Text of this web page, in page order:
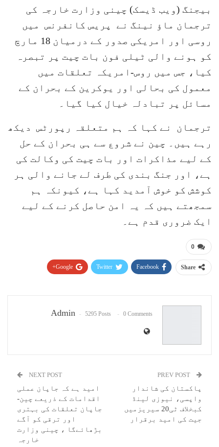
بیجنگ (ویب ڈیسک) چینی وزارت خارجہ کی
ترجمان ماؤ نینگ نے پریس کانفرنس میں
روسی اور امریکی صدور کے درمیان 18 مارچ
کو ہونے والی ٹیلی فون بات چیت پر تبصرہ
کیا، جس میں روس-امریکہ تعلقات میں
معمول کی بحالی اور یوکرین کے بحران کے
مسائل پر تبادلہ خیال کیا گیا۔
ترجمان نے کہا کہ ہم متعلقہ رپورٹس دیکھ
رہے ہیں۔ چین نے شروع سے ہی بحران کے حل
کے لیے مذاکرات اور بات چیت کی وکالت کی
ہے، اور جنگ بندی کی طرف لے جانے والی ہر
کوشش کو خوش آمدید کہا ہے، کیونکہ ہم
سمجھتے ہیں کہ یہ امن حاصل کرنے کے لیے
ایک ضروری قدم ہے۔
0
Share
Facebook
Twitter
Google+
Admin 5295 Posts 0 Comments
پاکستان کی شاندار
واپسی، نیوزی لینڈ
کبخلاف ٹی20 سیریزمیں
جیت کی امید برقرار
NEXT POST
امید ہے کہ جاپان عملی
اقدامات کے ذریعے چین-
جاپان تعلقات کی بہتری
اور ترقی کو آگے
بڑھائےگا ، چینی وزارت
خارجہ